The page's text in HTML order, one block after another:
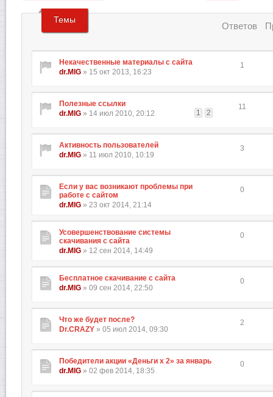
Темы
Ответов
Некачественные материалы с сайта
dr.MIG » 15 окт 2013, 16:23
1
Полезные ссылки
1
2
dr.MIG » 14 июл 2010, 20:12
11
Активность пользователей
dr.MIG » 11 июл 2010, 10:19
3
Если у вас возникают проблемы при
работе с сайтом
dr.MIG » 23 окт 2014, 21:14
0
Усовершенствование системы
скачивания с сайта
dr.MIG » 12 сен 2014, 14:49
0
Бесплатное скачивание с сайта
dr.MIG » 09 сен 2014, 22:50
0
Что же будет после?
Dr.CRAZY » 05 июл 2014, 09:30
2
Победители акции «Деньги х 2» за январь
dr.MIG » 02 фев 2014, 18:35
0